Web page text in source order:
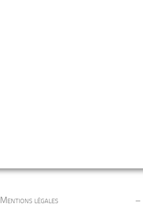
Mentions légales